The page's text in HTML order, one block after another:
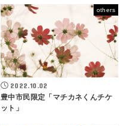
others
2022.10.02
豊中市民限定「マチカネくんチケ
ット」